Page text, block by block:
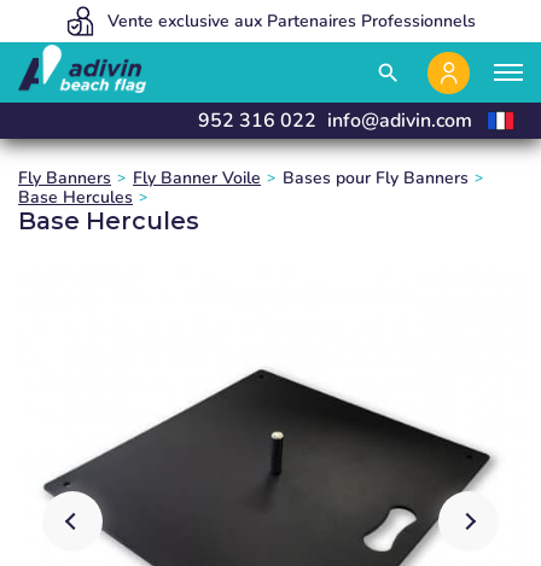
Nous fabriquons et livrons en 24 heures
Vente exclusive aux Partenaires Professionnels
Des prix avantageux grâce à une vente 100% en ligne.
search
952 316 022 info@adivin.com
Fly Banners Fly Banner Voile
Bases pour Fly Banners
Base Hercules
Base Hercules